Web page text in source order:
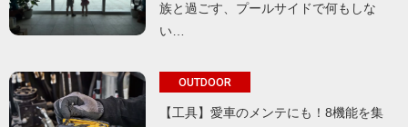
族と過ごす、プールサイドで何もしな
い…
OUTDOOR
【工具】愛車のメンテにも！8機能を集